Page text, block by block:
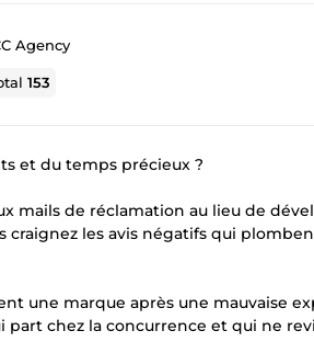
Agency
153
et du temps précieux ?
mails de réclamation au lieu de
craignez les avis négatifs qui
une marque après une mauvaise
chez la concurrence et qui ne